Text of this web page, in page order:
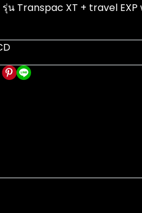
รุ่น Transpac XT + travel